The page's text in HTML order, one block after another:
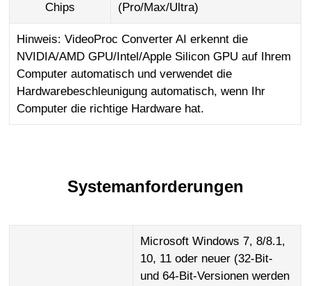
Chips
(Pro/Max/Ultra)
Hinweis: VideoProc Converter AI erkennt die
NVIDIA/AMD GPU/Intel/Apple Silicon GPU auf Ihrem
Computer automatisch und verwendet die
Hardwarebeschleunigung automatisch, wenn Ihr
Computer die richtige Hardware hat.
Systemanforderungen
Microsoft Windows 7, 8/8.1,
10, 11 oder neuer (32-Bit-
und 64-Bit-Versionen werden